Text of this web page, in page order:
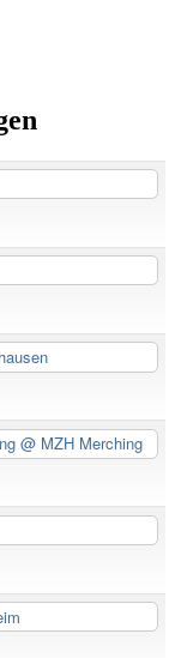
@ MZH Merching